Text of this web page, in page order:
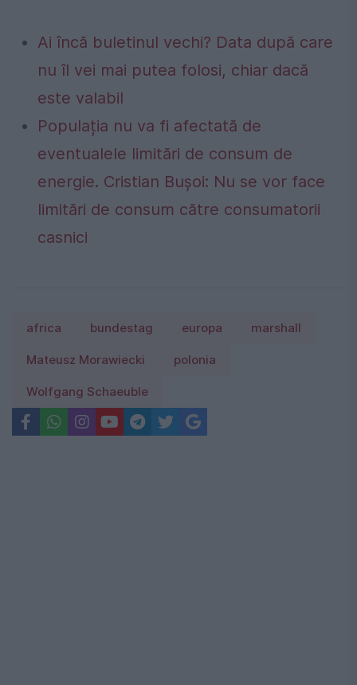
Ai încă buletinul vechi? Data după care
nu îl vei mai putea folosi, chiar dacă
este valabil
Populația nu va fi afectată de
eventualele limitări de consum de
energie. Cristian Bușoi: Nu se vor face
limitări de consum către consumatorii
casnici
africa bundestag europa marshall
Mateusz Morawiecki polonia
Wolfgang Schaeuble